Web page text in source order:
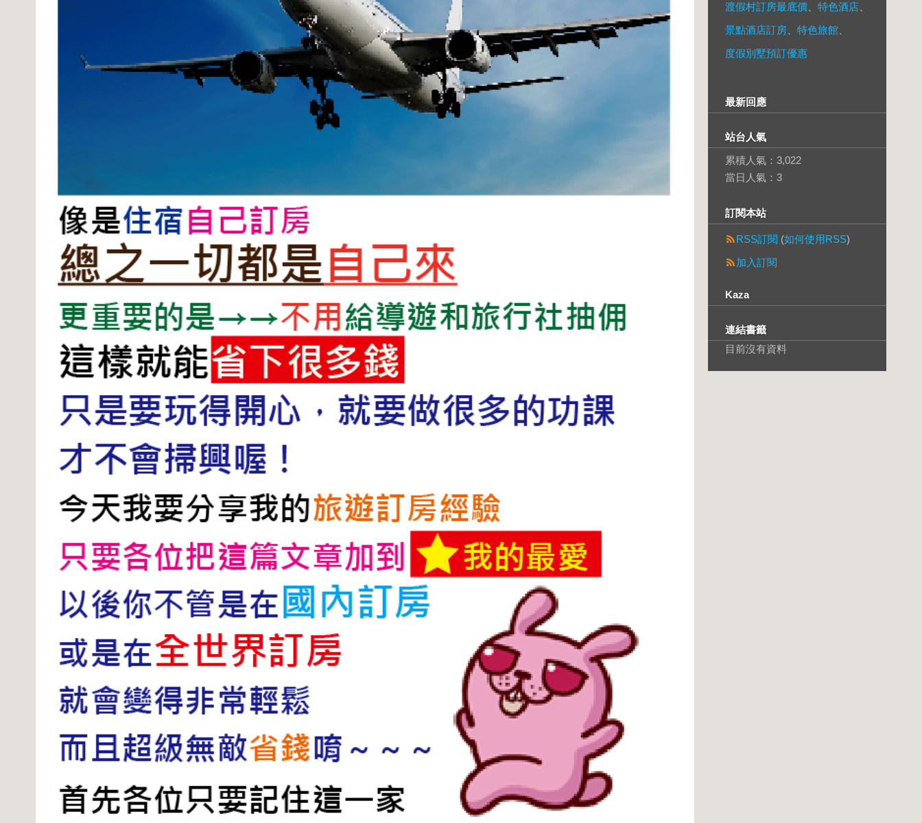
渡假村訂房最底價
特色酒店
景點酒店訂房
特色旅館
度假別墅預訂優惠
最新回應
站台人氣
累積人氣： 3,022
當日人氣： 3
訂閱本站
RSS訂閱 (如何使用RSS)
加入訂閱
Kaza
連結書籤
目前沒有資料